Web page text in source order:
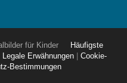
für Kinder
Häufigste
Legale Erwähnungen
Cookie-
Bestimmungen